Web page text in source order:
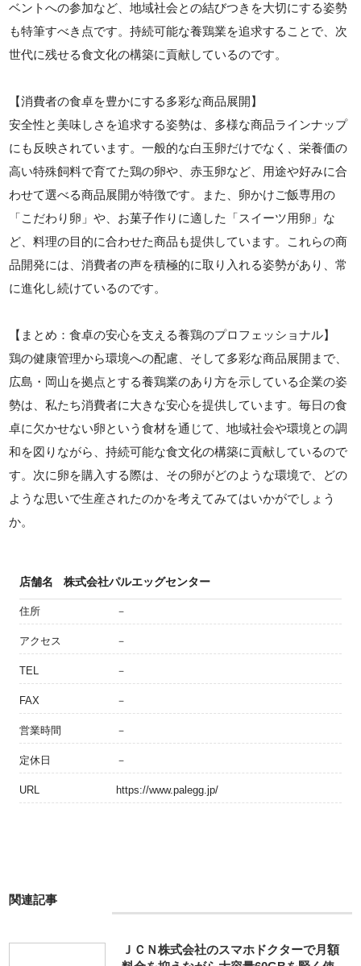
ベントへの参加など、地域社会との結びつきを大切にする姿勢
も特筆すべき点です。持続可能な養鶏業を追求することで、次
世代に残せる食文化の構築に貢献しているのです。
【消費者の食卓を豊かにする多彩な商品展開】
安全性と美味しさを追求する姿勢は、多様な商品ラインナップ
にも反映されています。一般的な白玉卵だけでなく、栄養価の
高い特殊飼料で育てた鶏の卵や、赤玉卵など、用途や好みに合
わせて選べる商品展開が特徴です。また、卵かけご飯専用の
「こだわり卵」や、お菓子作りに適した「スイーツ用卵」な
ど、料理の目的に合わせた商品も提供しています。これらの商
品開発には、消費者の声を積極的に取り入れる姿勢があり、常
に進化し続けているのです。
【まとめ：食卓の安心を支える養鶏のプロフェッショナル】
鶏の健康管理から環境への配慮、そして多彩な商品展開まで、
広島・岡山を拠点とする養鶏業のあり方を示している企業の姿
勢は、私たち消費者に大きな安心を提供しています。毎日の食
卓に欠かせない卵という食材を通じて、地域社会や環境との調
和を図りながら、持続可能な食文化の構築に貢献しているので
す。次に卵を購入する際は、その卵がどのような環境で、どの
ような思いで生産されたのかを考えてみてはいかがでしょう
か。
店舗名 株式会社パルエッグセンター
住所 －
アクセス －
TEL －
FAX －
営業時間 －
定休日 －
URL https://www.palegg.jp/
関連記事
ＪＣＮ株式会社のスマホドクターで月額